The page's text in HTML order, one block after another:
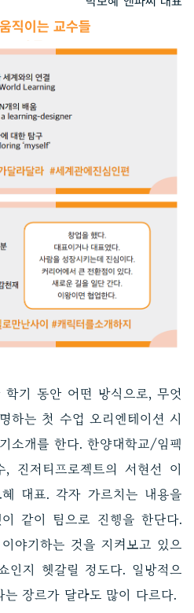
직이는 교수들
기 동안 어떤 방식으로, 무엇
하는 첫 수업 오리엔테이션 시
소개를 한다. 한양대학교/임팩
진저티프로젝트의 서현선 이
대표. 각자 가르치는 내용을
같이 팀으로 진행을 한단다.
야기하는 것을 지켜보고 있으
인지 헷갈릴 정도다. 일방적으
장르가 달라도 많이 다르다.